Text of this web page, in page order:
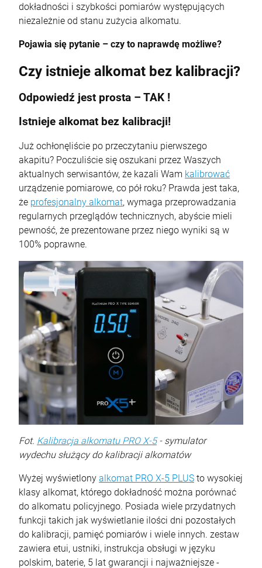
dokładności i szybkości pomiarów występujących
niezależnie od stanu zużycia alkomatu.
Pojawia się pytanie – czy to naprawdę możliwe?
Czy istnieje alkomat bez kalibracji?
Odpowiedź jest prosta – TAK !
Istnieje alkomat bez kalibracji!
Już ochłonęliście po przeczytaniu pierwszego
akapitu? Poczuliście się oszukani przez Waszych
aktualnych serwisantów, że kazali Wam kalibrować
urządzenie pomiarowe, co pół roku? Prawda jest taka,
że profesjonalny alkomat, wymaga przeprowadzania
regularnych przeglądów technicznych, abyście mieli
pewność, że prezentowane przez niego wyniki są w
100% poprawne.
Fot. Kalibracja alkomatu PRO X-5- symulator
wydechu służący do kalibracji alkomatów
Wyżej wyświetlony alkomat PRO X-5 PLUS to wysokiej
klasy alkomat, którego dokładność można porównać
do alkomatu policyjnego. Posiada wiele przydatnych
funkcji takich jak wyświetlanie ilości dni pozostałych
do kalibracji, pamięć pomiarów i wiele innych. zestaw
zawiera etui, ustniki, instrukcja obsługi w języku
polskim, baterie, 5 lat gwarancji i najważniejsze -